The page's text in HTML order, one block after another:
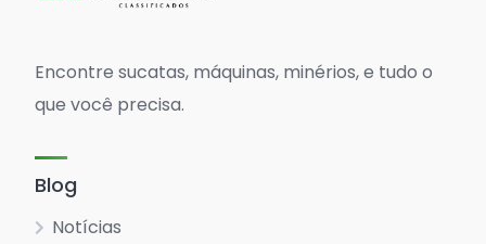
Encontre sucatas, máquinas, minérios, e tudo o
que você precisa.
Blog
Notícias